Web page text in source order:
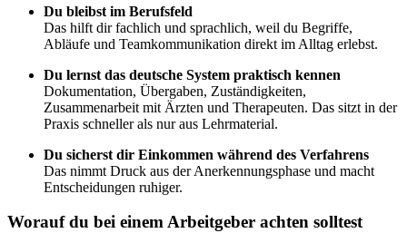
Du bleibst im Berufsfeld
Das hilft dir fachlich und sprachlich, weil du Begriffe,
Abläufe und Teamkommunikation direkt im Alltag erlebst.
Du lernst das deutsche System praktisch kennen
Dokumentation, Übergaben, Zuständigkeiten,
Zusammenarbeit mit Ärzten und Therapeuten. Das sitzt in der
Praxis schneller als nur aus Lehrmaterial.
Du sicherst dir Einkommen während des Verfahrens
Das nimmt Druck aus der Anerkennungsphase und macht
Entscheidungen ruhiger.
Worauf du bei einem Arbeitgeber achten solltest